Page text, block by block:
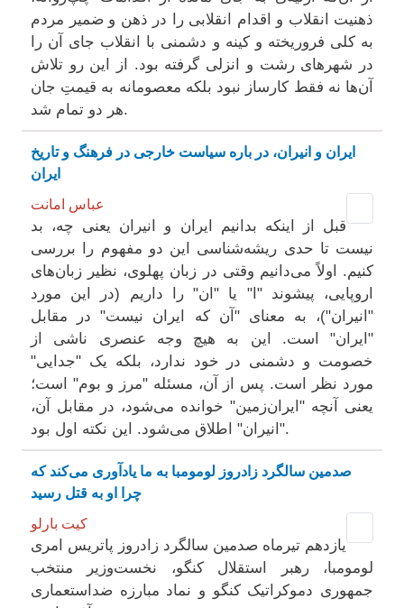
ذهنیت انقلاب و اقدام انقلابی را در ذهن و ضمیر مردم
به کلی فروریخته و کینه و دشمنی با انقلاب جای آن را
در شهرهای رشت و انزلی گرفته بود. از این رو تلاش
آن‌ها نه فقط کارساز نبود بلکه معصومانه به قیمتِ جان
هر دو تمام شد.
ایران و انیران، در باره سیاست خارجی در فرهنگ و تاریخ
ایران
عباس امانت
قبل از اینکه بدانیم ایران و انیران یعنی چه، بد
نیست تا حدی ریشه‌شناسی این دو مفهوم را بررسی
کنیم. اولاً می‌دانیم وقتی در زبان پهلوی، نظیر زبان‌های
اروپایی، پیشوند "ا" یا "ان" را داریم (در این مورد
"انیران")، به معنای "آن که ایران نیست" در مقابل
"ایران" است. این به هیچ وجه عنصری ناشی از
خصومت و دشمنی در خود ندارد، بلکه یک "جدایی"
مورد نظر است. پس از آن، مسئله "مرز و بوم" است؛
یعنی آنچه "ایران‌زمین" خوانده می‌شود، در مقابل آن،
"انیران" اطلاق می‌شود. این نکته اول بود.
صدمین سالگرد زادروز لومومبا به ما یادآوری می‌کند که
چرا او به قتل رسید
کیت بارلو
یازدهم تیرماه صدمین سالگرد زادروز پاتریس امری
لومومبا، رهبر استقلال کنگو، نخست‌وزیر منتخب
جمهوری دموکراتیک کنگو و نماد مبارزه ضداستعماری